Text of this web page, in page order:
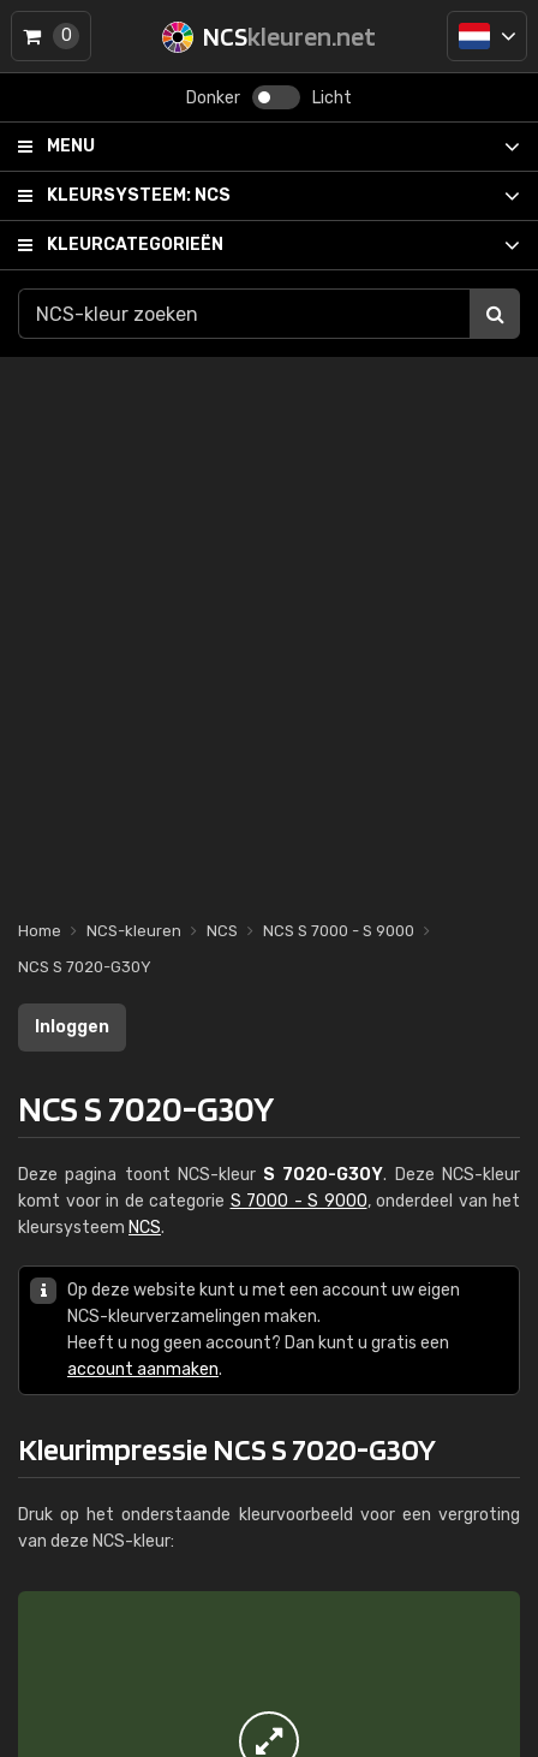
NCSkleuren.net
Donker Licht
MENU
KLEURSYSTEEM: NCS
KLEURCATEGORIEËN
0
Home NCS-kleuren NCS
NCS S 7000 - S 9000
NCS S 7020-G30Y
Inloggen
NCS S 7020-G30Y
Deze pagina toont NCS-kleur S 7020-G30Y. Deze NCS-kleur
komt voor in de categorie S 7000 - S 9000, onderdeel van het
kleursysteem NCS.
Op deze website kunt u met een account uw eigen
NCS-kleurverzamelingen maken.
Heeft u nog geen account? Dan kunt u gratis een
account aanmaken.
Kleurimpressie NCS S 7020-G30Y
Druk op het onderstaande kleurvoorbeeld voor een vergroting
van deze NCS-kleur: